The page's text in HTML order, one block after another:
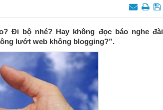
Đi bộ nhé? Hay không đọc báo nghe đài
lướt web không blogging?”.